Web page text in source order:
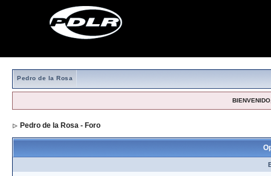
Pedro de la Rosa
Pedro de la Rosa - Foro